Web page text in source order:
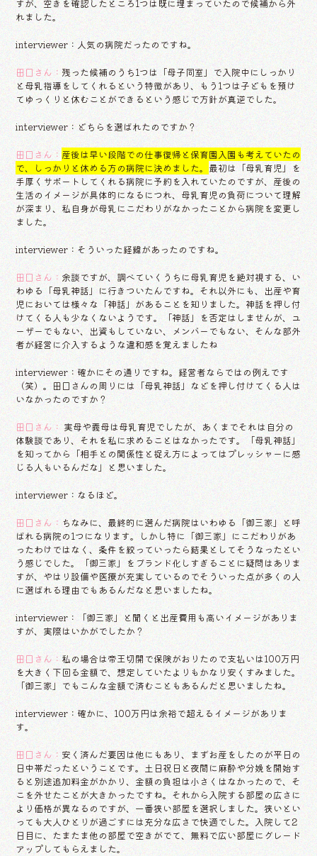
すが、空きを確認したところ1つは既に埋まっていたので候補から外
れました。
interviewer：人気の病院だったのですね。
田口さん： 残った候補のうち1つは「母子同室」で入院中にしっかり
と母乳指導をしてくれるという特徴があり、もう1つは子どもを預け
てゆっくりと休むことができるという感じで方針が真逆でした。
interviewer：どちらを選ばれたのですか？
田口さん： 産後は早い段階での仕事復帰と保育園入園も考えていたの
で、しっかりと休める方の病院に決めました。 最初は「母乳育児」を
手厚くサポートしてくれる病院に予約を入れていたのですが、産後の
生活のイメージが具体的になるにつれ、母乳育児の負荷について理解
が深まり、私自身が母乳にこだわりがなかったことから病院を変更し
ました。
interviewer：そういった経緯があったのですね。
田口さん： 余談ですが、調べていくうちに母乳育児を絶対視する、い
わゆる「母乳神話」に行きついたんですね。それ以外にも、出産や育
児においては様々な「神話」があることを知りました。神話を押し付
けてくる人も少なくないようです。「神話」を否定はしませんが、ユ
ーザーでもない、出資もしていない、メンバーでもない、そんな部外
者が経営に介入するような違和感を覚えましたね
interviewer：確かにその通りですね。経営者ならではの例えです
（笑）。田口さんの周りには「母乳神話」などを押し付けてくる人は
いなかったのですか？
田口さん： 実母や義母は母乳育児でしたが、あくまでそれは自分の
体験談であり、それを私に求めることはなかったです。「母乳神話」
を知ってから「相手との関係性と捉え方によってはプレッシャーに感
じる人もいるんだな」と思いました。
interviewer：なるほど。
田口さん： ちなみに、最終的に選んだ病院はいわゆる「御三家」と呼
ばれる病院の1つになります。しかし特に「御三家」にこだわりがあ
ったわけではなく、条件を絞っていったら結果としてそうなったとい
う感じでした。「御三家」をブランド化しすぎることに疑問はありま
すが、やはり設備や医療が充実しているのでそういった点が多くの人
に選ばれる理由でもあるんだなと思いましたね。
interviewer：「御三家」と聞くと出産費用も高いイメージがありま
すが、実際はいかがでしたか？
田口さん：私の場合は帝王切開で保険がおりたので支払いは100万円
を大きく下回る金額で、想定していたよりもかなり安くすみました。
「御三家」でもこんな金額で済むこともあるんだと思いましたね。
interviewer：確かに、100万円は余裕で超えるイメージがありま
す。
田口さん：安く済んだ要因は他にもあり、まずお産をしたのが平日の
日中帯だったということです。土日祝日と夜間に麻酔や分娩を開始す
ると別途追加料金がかかり、金額の負担は小さくはなかったので、そ
こを外せたことが大きかったですね。それから入院する部屋の広さに
より価格が異なるのですが、一番狭い部屋を選択しました。狭いとい
っても大人ひとりが過ごすには充分な広さで快適でした。入院して2
日目に、たまたま他の部屋で空きがでて、無料で広い部屋にグレード
アップしてもらえました。